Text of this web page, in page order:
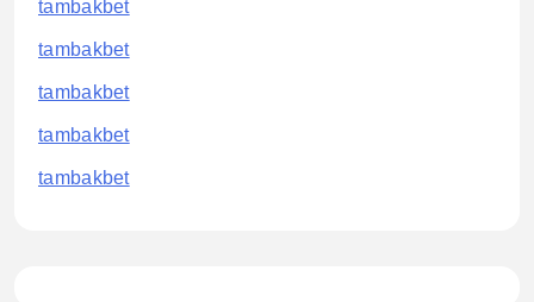
tambakbet
tambakbet
tambakbet
tambakbet
tambakbet